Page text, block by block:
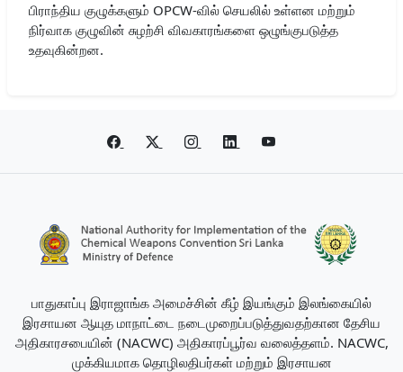
பிராந்திய குழுக்களும் OPCW-வில் செயலில் உள்ளன மற்றும்
நிர்வாக குழுவின் சுழற்சி விவகாரங்களை ஒழுங்குபடுத்த
உதவுகின்றன.
பாதுகாப்பு இராஜாங்க அமைச்சின் கீழ் இயங்கும் இலங்கையில்
இரசாயன ஆயுத மாநாட்டை நடைமுறைப்படுத்துவதற்கான தேசிய
அதிகாரசபையின் (NACWC) அதிகாரப்பூர்வ வலைத்தளம். NACWC,
முக்கியமாக தொழிலதிபர்கள் மற்றும் இரசாயன